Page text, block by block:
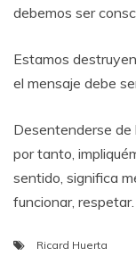
debemos ser
Estamos
el mensaje debe
Desentenderse de
por tanto,
sentido, significa
funcionar, respetar.
Ricard Huerta